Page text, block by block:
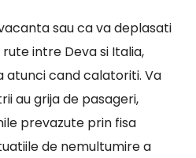
sau ca va deplasati
intre Deva si Italia,
atunci cand calatoriti. Va
au grija de pasageri,
prevazute prin fisa
de nemultumire a